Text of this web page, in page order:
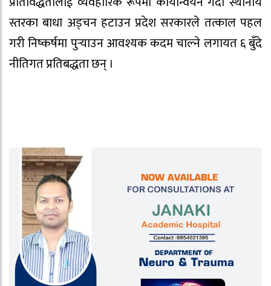
स्तरका बाधा अड्चन हटाउन प्रदेश सरकारले तत्काल पहल
गरी निष्कर्षमा पुर्‍याउन आवश्यक कदम चाल्ने लगायत ६ बुँदे
नीतिगत प्रतिबद्धता छन् ।